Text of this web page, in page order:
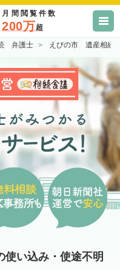
月間閲覧件数
200万超
弁護士 えびの市 遺産相続
使い込み・使途不明